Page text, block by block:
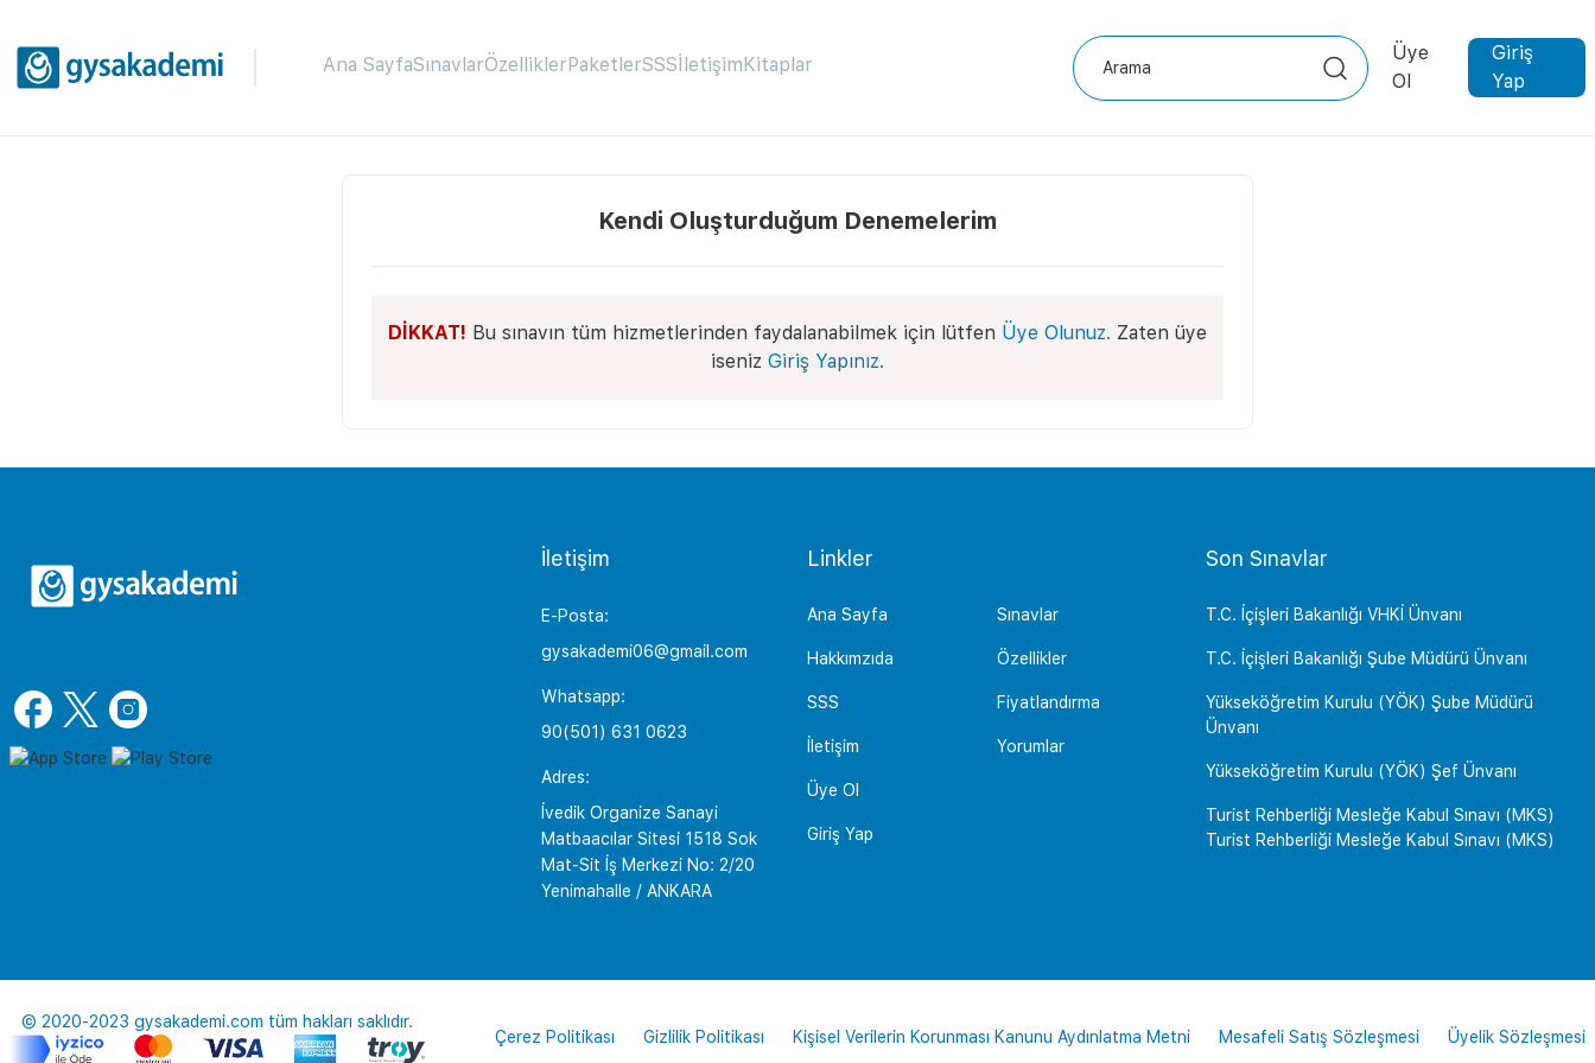
Ana SayfaSınavlarÖzelliklerPaketlerSSSİletişimKitaplar
Üye
Ol
Giriş
Yap
Kendi Oluşturduğum Denemelerim
DİKKAT! Bu sınavın tüm hizmetlerinden faydalanabilmek için lütfen Üye Olunuz. Zaten üye
iseniz Giriş Yapınız.
İletişim
E-Posta:
gysakademi06@gmail.com
Whatsapp:
90(501) 631 0623
Adres:
İvedik Organize Sanayi
Matbaacılar Sitesi 1518 Sok
Mat-Sit İş Merkezi No: 2/20
Yenimahalle / ANKARA
Linkler
Ana Sayfa
Hakkımzıda
SSS
İletişim
Üye Ol
Giriş Yap
Sınavlar
Özellikler
Fiyatlandırma
Yorumlar
Son Sınavlar
T.C. İçişleri Bakanlığı VHKİ Ünvanı
T.C. İçişleri Bakanlığı Şube Müdürü Ünvanı
Yükseköğretim Kurulu (YÖK) Şube Müdürü
Ünvanı
Yükseköğretim Kurulu (YÖK) Şef Ünvanı
Turist Rehberliği Mesleğe Kabul Sınavı (MKS)
Turist Rehberliği Mesleğe Kabul Sınavı (MKS)
© 2020-2023 gysakademi.com tüm hakları saklıdır.
Çerez Politikası
Gizlilik Politikası Kişisel Verilerin Korunması Kanunu Aydınlatma Metni Mesafeli Satış Sözleşmesi Üyelik Sözleşmesi